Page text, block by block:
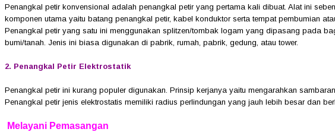
Penangkal petir konvensional adalah penangkal petir yang pertama kali dibuat. Alat ini
komponen utama yaitu batang penangkal petir, kabel konduktor serta tempat pembumian
Penangkal petir yang satu ini menggunakan splitzen/tombak logam yang dipasang pada
bumi/tanah. Jenis ini biasa digunakan di pabrik, rumah, pabrik, gedung, atau tower.
2. Penangkal Petir Elektrostatik
Penangkal petir ini kurang populer digunakan. Prinsip kerjanya yaitu mengarahkan
Penangkal petir jenis elektrostatis memiliki radius perlindungan yang jauh lebih besar dan
Melayani Pemasangan